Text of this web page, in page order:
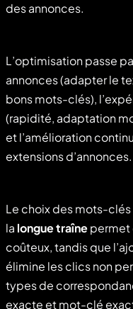
des annonces.
L’optimisation passe
annonces (adapter le
bons mots-clés),
(rapidité, adaptation
et l’amélioration
extensions d’annonces.
Le choix des mots-
la longue traînepermet
coûteux, tandis que
élimine les clics non
types de
exacte et mot-clé